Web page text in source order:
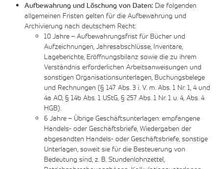
Aufbewahrung und Löschung von Daten: Die folgenden
allgemeinen Fristen gelten für die Aufbewahrung und
Archivierung nach deutschem Recht:
10 Jahre – Aufbewahrungsfrist für Bücher und
Aufzeichnungen, Jahresabschlüsse, Inventare,
Lageberichte, Eröffnungsbilanz sowie die zu ihrem
Verständnis erforderlichen Arbeitsanweisungen und
sonstigen Organisationsunterlagen, Buchungsbelege
und Rechnungen (§ 147 Abs. 3 i. V. m. Abs. 1 Nr. 1, 4 und
4a AO, § 14b Abs. 1 UStG, § 257 Abs. 1 Nr. 1 u. 4, Abs. 4
HGB).
6 Jahre – Übrige Geschäftsunterlagen: empfangene
Handels- oder Geschäftsbriefe, Wiedergaben der
abgesandten Handels- oder Geschäftsbriefe, sonstige
Unterlagen, soweit sie für die Besteuerung von
Bedeutung sind, z. B. Stundenlohnzettel,